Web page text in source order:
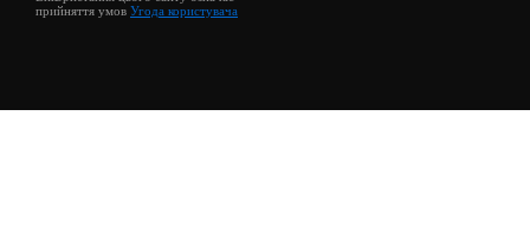
прийняття умов Угода користувача